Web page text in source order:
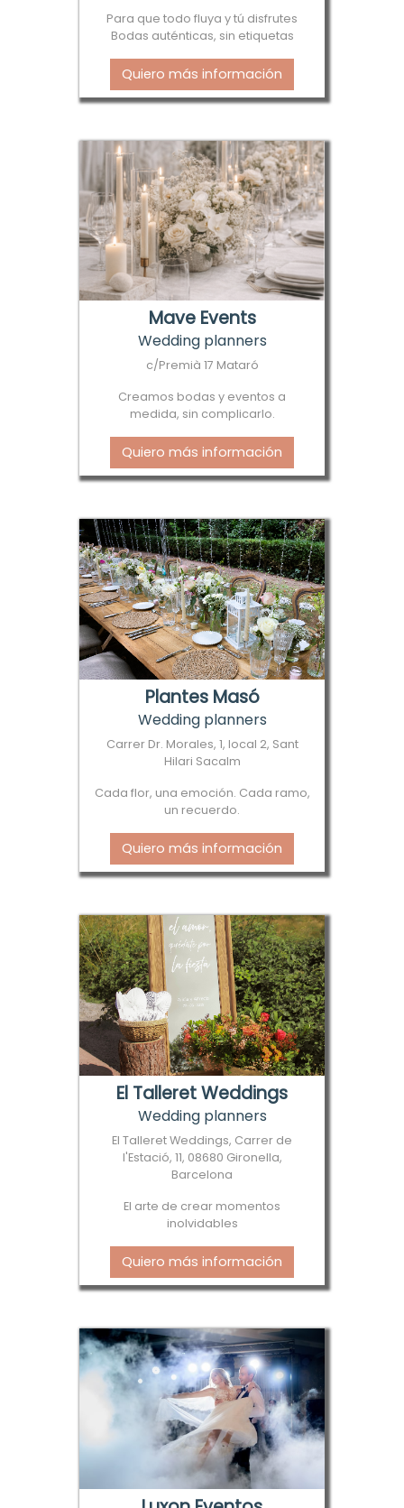
Para que todo fluya y tú disfrutes
Bodas auténticas, sin etiquetas
Quiero más información
Mave Events
Wedding planners
c/Premià 17 Mataró
Creamos bodas y eventos a
medida, sin complicarlo.
Quiero más información
Plantes Masó
Wedding planners
Carrer Dr. Morales, 1, local 2, Sant
Hilari Sacalm
Cada flor, una emoción. Cada ramo,
un recuerdo.
Quiero más información
El Talleret Weddings
Wedding planners
El Talleret Weddings, Carrer de
l'Estació, 11, 08680 Gironella,
Barcelona
El arte de crear momentos
inolvidables
Quiero más información